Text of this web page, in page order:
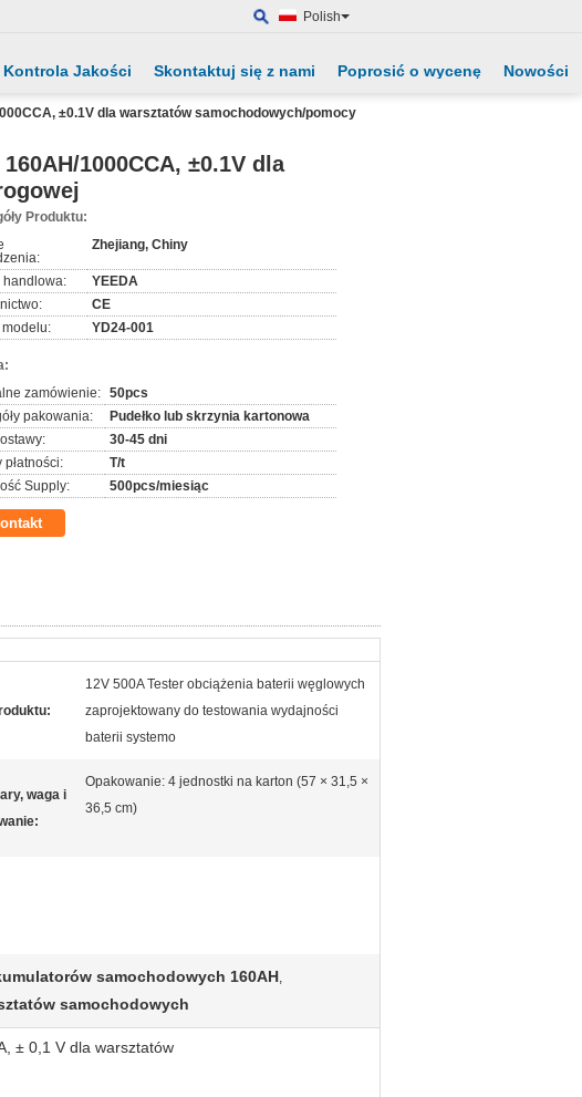
Polish
Kontrola Jakości Skontaktuj się z nami Poprosić o wycenę Nowości
±0.1V dla warsztatów samochodowych/pomocy
1000CCA, ±0.1V dla
Produktu:
Zhejiang, Chiny
handlowa:
YEEDA
CE
modelu:
YD24-001
zamówienie: 50pcs
pakowania:
Pudełko lub skrzynia kartonowa
30-45 dni
płatności:
T/t
Supply:
500pcs/miesiąc
12V 500A Tester obciążenia baterii węglowych
zaprojektowany do testowania wydajności
baterii systemo
waga i
Opakowanie: 4 jednostki na karton (57 × 31,5 ×
36,5 cm)
samochodowych 160AH,
samochodowych
± 0,1 V dla warsztatów